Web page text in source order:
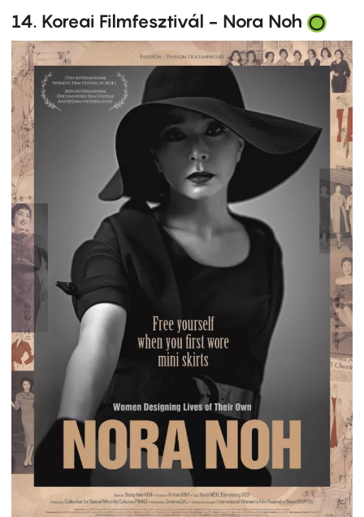
14. Koreai Filmfesztivál - Nora Noh